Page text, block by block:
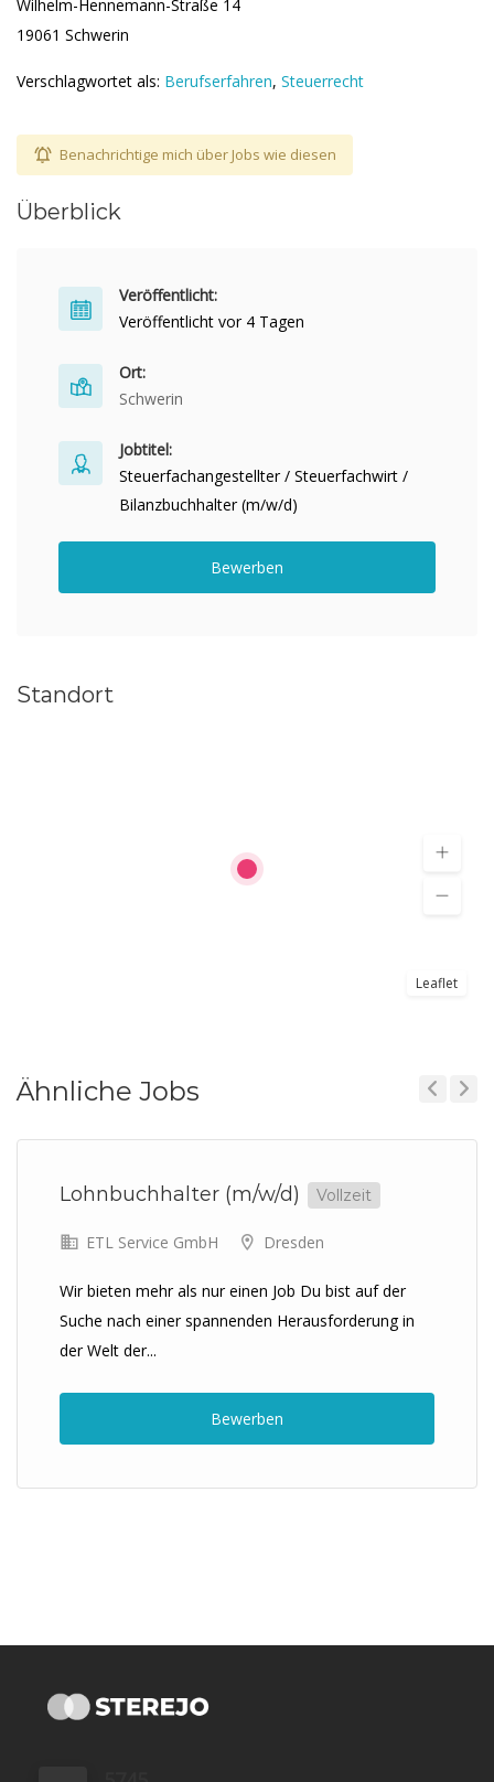
Wilhelm-Hennemann-Straße 14
19061 Schwerin
Verschlagwortet als: Berufserfahren, Steuerrecht
Benachrichtige mich über Jobs wie diesen
Überblick
Veröffentlicht:
Veröffentlicht vor 4 Tagen
Ort:
Schwerin
Jobtitel:
Steuerfachangestellter / Steuerfachwirt /
Bilanzbuchhalter (m/w/d)
Bewerben
Standort
Leaflet
Ähnliche Jobs
Lohnbuchhalter (m/w/d) Vollzeit
ETL Service GmbH Dresden
Wir bieten mehr als nur einen Job Du bist auf der
Suche nach einer spannenden Herausforderung in
der Welt der...
Bewerben